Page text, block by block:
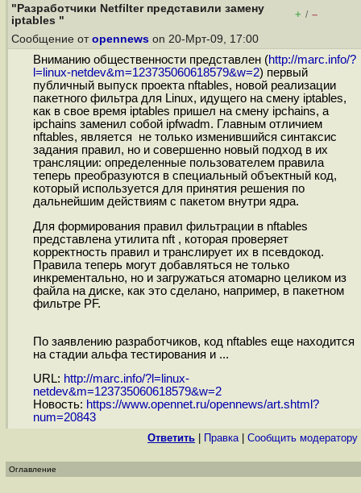
"Разработчики Netfilter представили замену
iptables "
+ / –
Сообщение от opennews on 20-Мрт-09, 17:00
Вниманию общественности представлен (http://marc.info/?
l=linux-netdev&m=123735060618579&w=2) первый
публичный выпуск проекта nftables, новой реализации
пакетного фильтра для Linux, идущего на смену iptables,
как в свое время iptables пришел на смену ipchains, а
ipchains заменил собой ipfwadm. Главным отличием
nftables, является не только изменившийся синтаксис
задания правил, но и совершенно новый подход в их
трансляции: определенные пользователем правила
теперь преобразуются в специальный объектный код,
который используется для принятия решения по
дальнейшим действиям с пакетом внутри ядра.
Для формирования правил фильтрации в nftables
представлена утилита nft , которая проверяет
корректность правил и транслирует их в псевдокод.
Правила теперь могут добавляться не только
инкрементально, но и загружаться атомарно целиком из
файла на диске, как это сделано, например, в пакетном
фильтре PF.
По заявлению разработчиков, код nftables еще находится
на стадии альфа тестирования и ...
URL: http://marc.info/?l=linux-
netdev&m=123735060618579&w=2
Новость: https://www.opennet.ru/opennews/art.shtml?
num=20843
Ответить Правка| Cообщить модератору
Оглавление